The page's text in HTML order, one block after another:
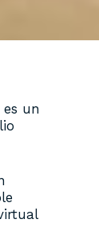
un